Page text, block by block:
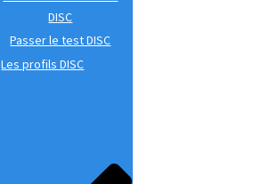
DISC
Passer le test DISC
Les profils DISC